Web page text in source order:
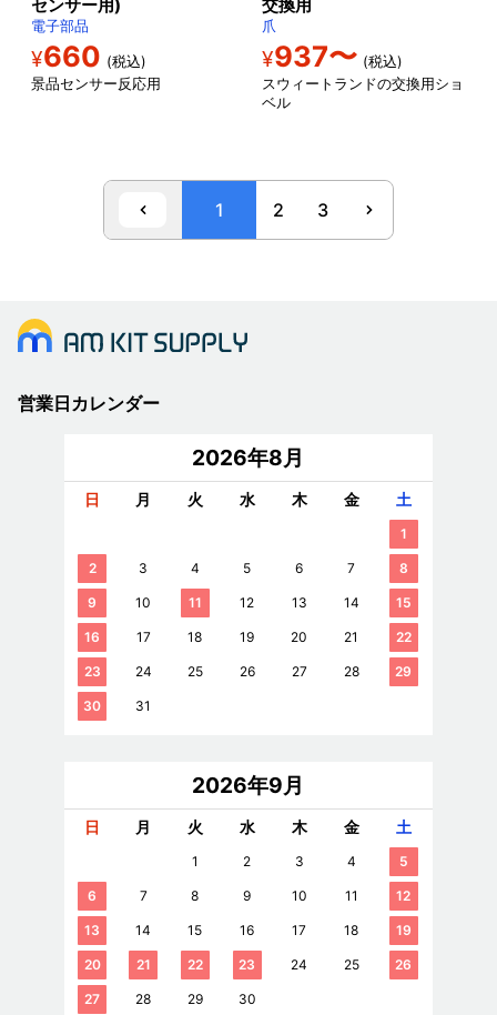
センサー用)
電子部品
¥660 (税込)
景品センサー反応用
交換用
爪
¥937〜 (税込)
スウィートランドの交換用ショ
ベル
1 2 3
営業日カレンダー
2026年8月
日 月 火 水 木 金 土
1
2 3 4 5 6 7 8
9 10 11 12 13 14 15
16 17 18 19 20 21 22
23 24 25 26 27 28 29
30 31
2026年9月
日 月 火 水 木 金 土
1 2 3 4 5
6 7 8 9 10 11 12
13 14 15 16 17 18 19
20 21 22 23 24 25 26
27 28 29 30